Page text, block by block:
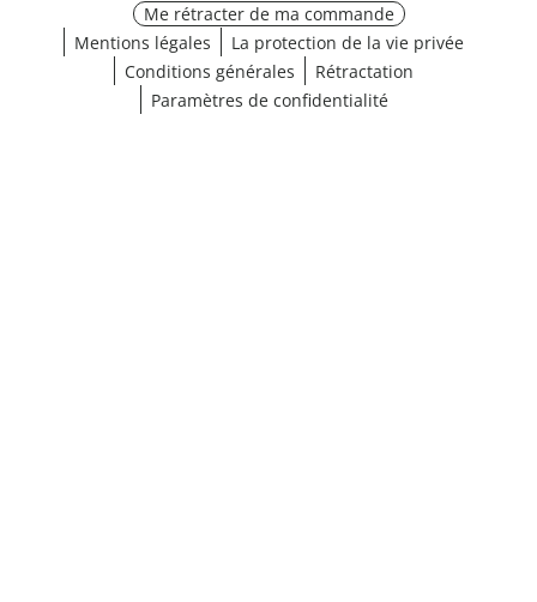
Me rétracter de ma commande
Mentions légales
La protection de la vie privée
Conditions générales
Rétractation
Paramètres de confidentialité